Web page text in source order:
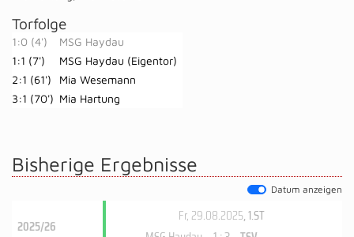
Torfolge
1:0 (4')
MSG Haydau
1:1 (7')
MSG Haydau (Eigentor)
2:1 (61')
Mia Wesemann
3:1 (70') Mia Hartung
Bisherige Ergebnisse
Datum anzeigen
2025/26
Fr, 29.08.2025, 1.ST